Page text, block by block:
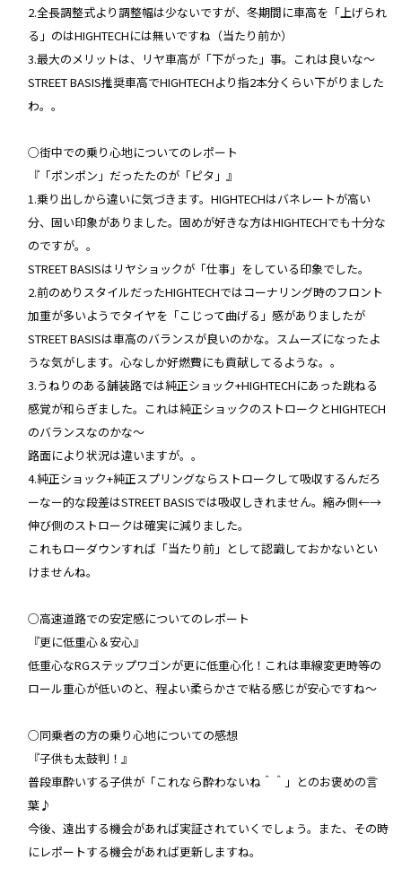
2.全長調整式より調整幅は少ないですが、冬期間に車高を「上げられ
る」のはHIGHTECHには無いですね（当たり前か）
3.最大のメリットは、リヤ車高が「下がった」事。これは良いな〜
STREET BASIS推奨車高でHIGHTECHより指2本分くらい下がりました
わ。。
○街中での乗り心地についてのレポート
『「ポンポン」だったたのが「ピタ」』
1.乗り出しから違いに気づきます。HIGHTECHはバネレートが高い
分、固い印象がありました。固めが好きな方はHIGHTECHでも十分な
のですが。。
STREET BASISはリヤショックが「仕事」をしている印象でした。
2.前のめりスタイルだったHIGHTECHではコーナリング時のフロント
加重が多いようでタイヤを「こじって曲げる」感がありましたが
STREET BASISは車高のバランスが良いのかな。スムーズになったよ
うな気がします。心なしか好燃費にも貢献してるような。。
3.うねりのある舗装路では純正ショック+HIGHTECHにあった跳ねる
感覚が和らぎました。これは純正ショックのストロークとHIGHTECH
のバランスなのかな〜
路面により状況は違いますが。。
4.純正ショック+純正スプリングならストロークして吸収するんだろ
ーなー的な段差はSTREET BASISでは吸収しきれません。縮み側←→
伸び側のストロークは確実に減りました。
これもローダウンすれば「当たり前」として認識しておかないとい
けませんね。
○高速道路での安定感についてのレポート
『更に低重心＆安心』
低重心なRGステップワゴンが更に低重心化！これは車線変更時等の
ロール重心が低いのと、程よい柔らかさで粘る感じが安心ですね〜
○同乗者の方の乗り心地についての感想
『子供も太鼓判！』
普段車酔いする子供が「これなら酔わないね＾＾」とのお褒めの言
葉♪
今後、遠出する機会があれば実証されていくでしょう。また、その時
にレポートする機会があれば更新しますね。